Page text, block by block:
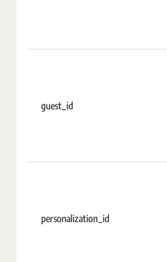
guest_id
personalization_id